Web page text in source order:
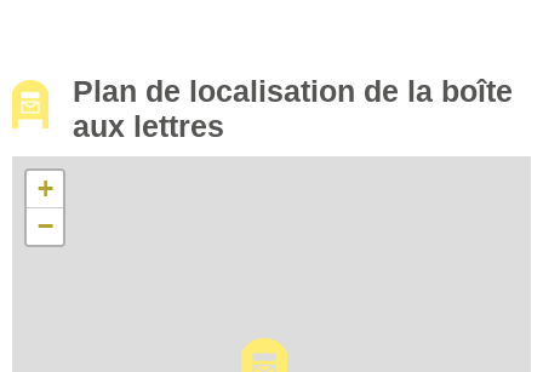
Plan de localisation de la boîte
aux lettres
+
−